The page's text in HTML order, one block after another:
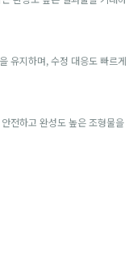
유지하며, 수정 대응도 빠르게
전하고 완성도 높은 조형물을